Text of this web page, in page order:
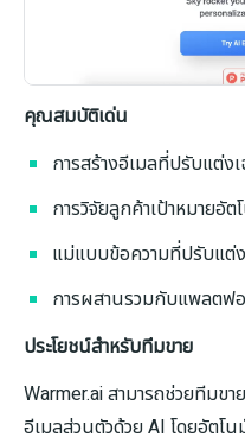
คุณสมบัติเด่น
การสร้างอีเมลที่ปรับแต่ง
การวิจัยลูกค้าเป้าหมายอัต
แม่แบบข้อความที่ปรับแต่
การผสานรวมกับแพลตฟ
ประโยชน์สำหรับทีมขาย
Warmer.ai สามารถช่วยทีมขา
อีเมลส่วนตัวด้วย AI โดยอัตโ